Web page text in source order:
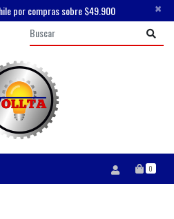
por compras sobre $49.900 ×
0